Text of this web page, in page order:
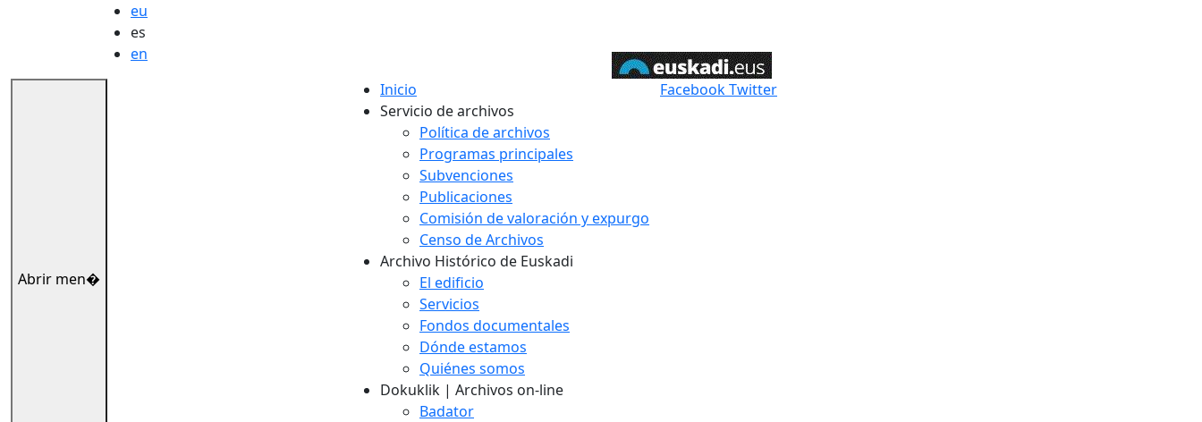
eu
es
en
Abrir men�
Inicio
Servicio de archivos
Política de archivos
Programas principales
Subvenciones
Publicaciones
Comisión de valoración y expurgo
Censo de Archivos
Archivo Histórico de Euskadi
El edificio
Servicios
Fondos documentales
Dónde estamos
Quiénes somos
Dokuklik | Archivos on-line
Badator
FacebookTwitter